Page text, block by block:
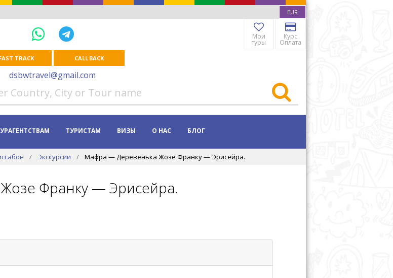
EUR
TRACK CALL BACK
dsbwtravel@gmail.com
Мои
туры
Курс
Оплата
ТУРИСТАМ ВИЗЫ О НАС БЛОГ
Экскурсии Мафра — Деревенька Жозе Франку — Эрисейра.
Франку — Эрисейра.